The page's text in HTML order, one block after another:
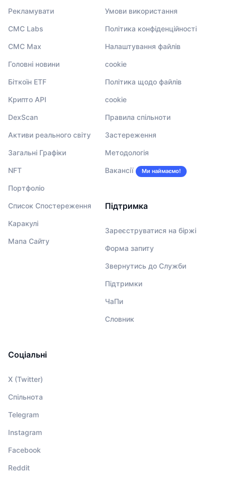
Рекламувати
CMC Labs
CMC Max
Головні новини
Біткоїн ETF
Крипто API
DexScan
Активи реального світу
Загальні Графіки
NFT
Портфоліо
Список Спостереження
Каракулі
Мапа Сайту
Умови використання
Політика конфіденційності
Налаштування файлів
cookie
Політика щодо файлів
cookie
Правила спільноти
Застереження
Методологія
Вакансії Ми наймаємо!
Підтримка
Зареєструватися на біржі
Форма запиту
Звернутись до Служби
Підтримки
ЧаПи
Словник
Соціальні
X (Twitter)
Спільнота
Telegram
Instagram
Facebook
Reddit